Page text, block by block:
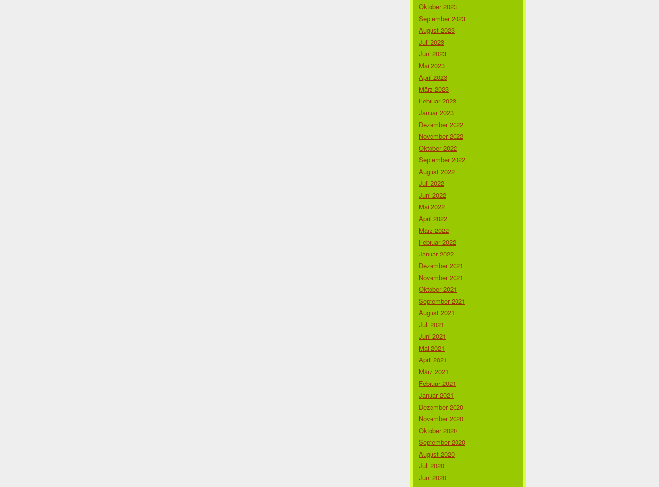
Oktober 2023
September 2023
August 2023
Juli 2023
Juni 2023
Mai 2023
April 2023
März 2023
Februar 2023
Januar 2023
Dezember 2022
November 2022
Oktober 2022
September 2022
August 2022
Juli 2022
Juni 2022
Mai 2022
April 2022
März 2022
Februar 2022
Januar 2022
Dezember 2021
November 2021
Oktober 2021
September 2021
August 2021
Juli 2021
Juni 2021
Mai 2021
April 2021
März 2021
Februar 2021
Januar 2021
Dezember 2020
November 2020
Oktober 2020
September 2020
August 2020
Juli 2020
Juni 2020